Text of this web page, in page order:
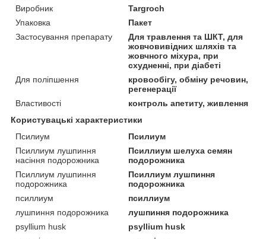
Виробник
Targroch
Упаковка
Пакет
Застосування препарату
Для травлення та ШКТ, для
жовчовивідних шляхів та
жовчного міхура, при
схудненні, при діабеті
Для поліпшення
кровообігу, обміну речовин,
регенерації
Властивості
контроль апетиту, живлення
Користувацькi характеристики
Псилиум
Псилиум
Псиллиум лушпиння
насіння подорожника
Псиллиум шелуха семян
подорожника
Псиллиум лушпиння
подорожника
Псиллиум лушпиння
подорожника
псиллиум
псиллиум
лушпиння подорожника
лушпиння подорожника
psyllium husk
psyllium husk